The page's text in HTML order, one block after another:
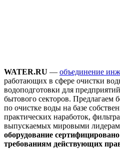
WATER.RU — объединение
работающих в сфере очистки
водоподготовки для
бытового секторов. Предлагаем
по очистке воды на базе
практических наработок,
выпускаемых мировыми
оборудование
требованиям действующих